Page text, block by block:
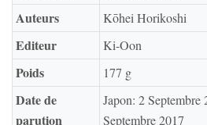
Auteurs Kōhei Horikoshi
Editeur Ki-Oon
Poids 177 g
Date de
parution
Japon: 2 Septembre
Septembre 2017